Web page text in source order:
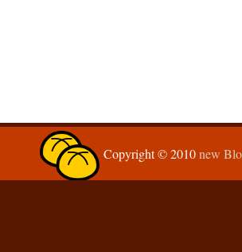
Copyright © 2010new